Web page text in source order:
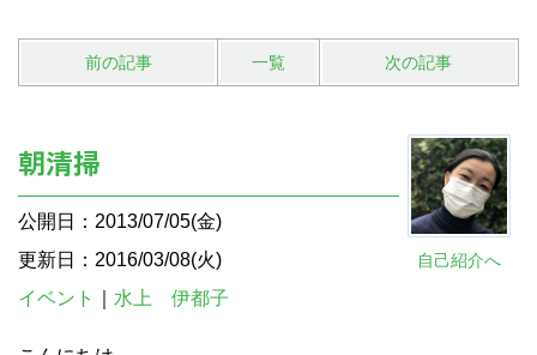
前の記事 一覧 次の記事
自己紹介へ
朝清掃
公開日：2013/07/05(金)
更新日：2016/03/08(火)
イベント
水上 伊都子